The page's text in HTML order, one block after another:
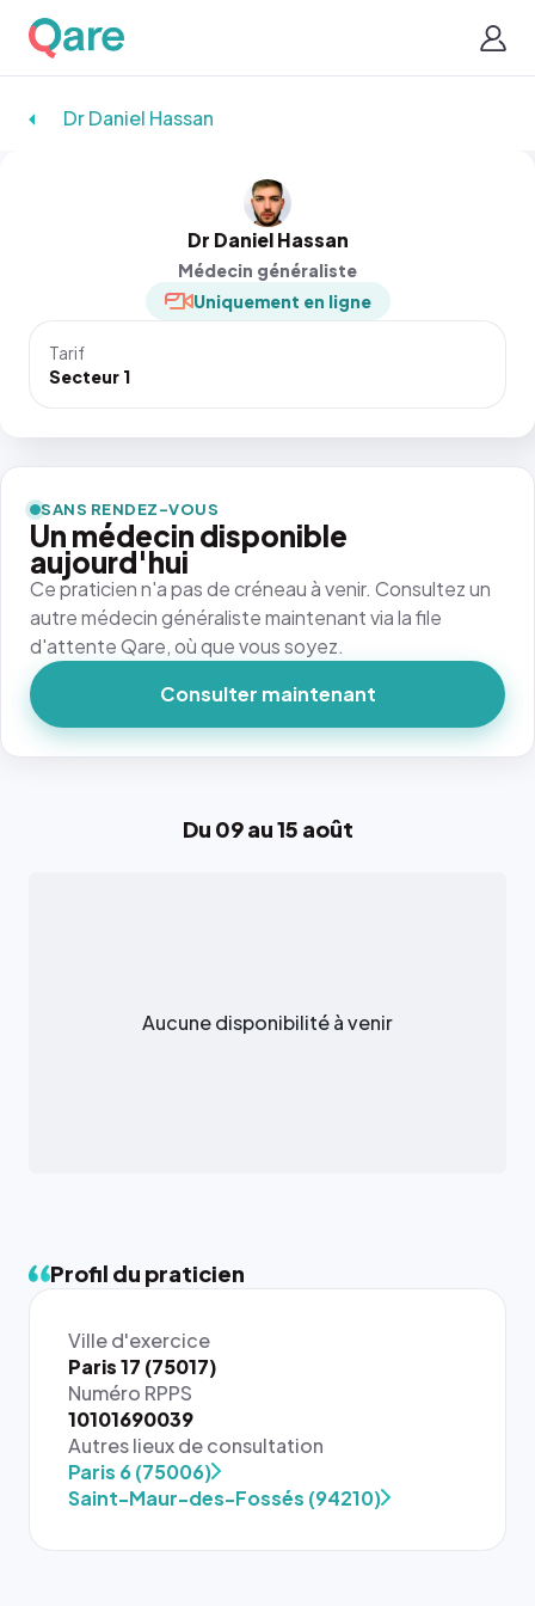
Dr Daniel Hassan
Dr Daniel Hassan
Médecin généraliste
Uniquement en ligne
Tarif
Secteur 1
Du 09 au 15 août
Aucune disponibilité à venir
Profil du praticien
Ville d'exercice
Paris 17 (75017)
Numéro RPPS
10101690039
Autres lieux de consultation
Paris 6 (75006)
Saint-Maur-des-Fossés (94210)
SANS RENDEZ-VOUS
Un médecin disponible
aujourd'hui
Ce praticien n'a pas de créneau à venir. Consultez un
autre médecin généraliste maintenant via la file
d'attente Qare, où que vous soyez.
Consulter maintenant
{# 40×40
: la taille
rendue par
`.profile-